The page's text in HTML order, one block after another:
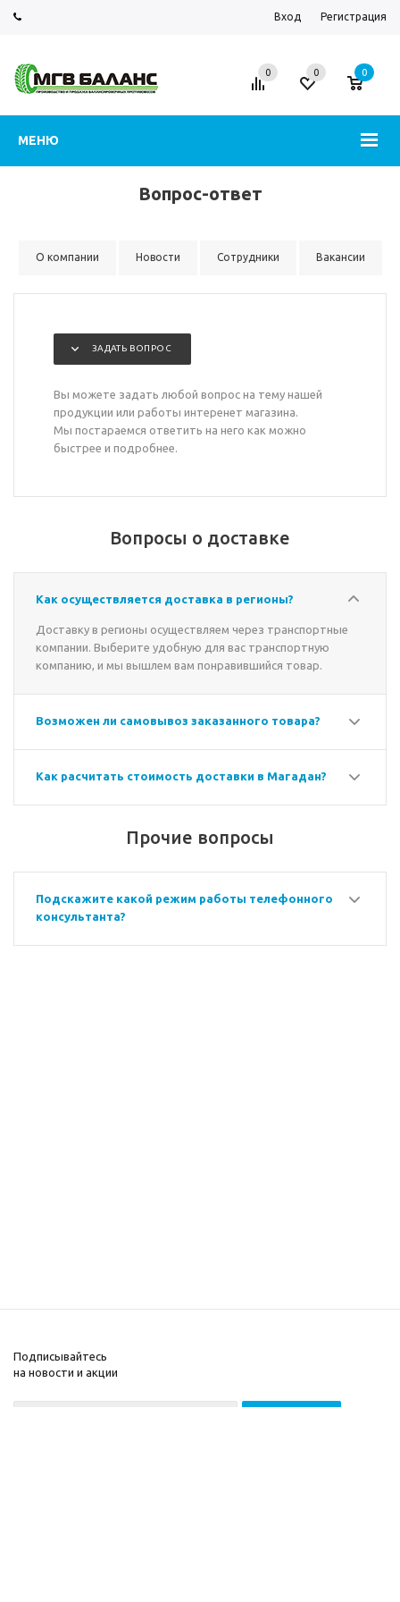
Вход Регистрация
МЕНЮ
0 0 0
Вопрос-ответ
О компании Новости Сотрудники Вакансии
ЗАДАТЬ ВОПРОС
Вы можете задать любой вопрос на тему нашей
продукции или работы интеренет магазина.
Мы постараемся ответить на него как можно
быстрее и подробнее.
Вопросы о доставке
Как осуществляется доставка в регионы?
Доставку в регионы осуществляем через транспортные
компании. Выберите удобную для вас транспортную
компанию, и мы вышлем вам понравившийся товар.
Возможен ли самовывоз заказанного товара?
Как расчитать стоимость доставки в Магадан?
Прочие вопросы
Подскажите какой режим работы телефонного
консультанта?
Подписывайтесь
на новости и акции